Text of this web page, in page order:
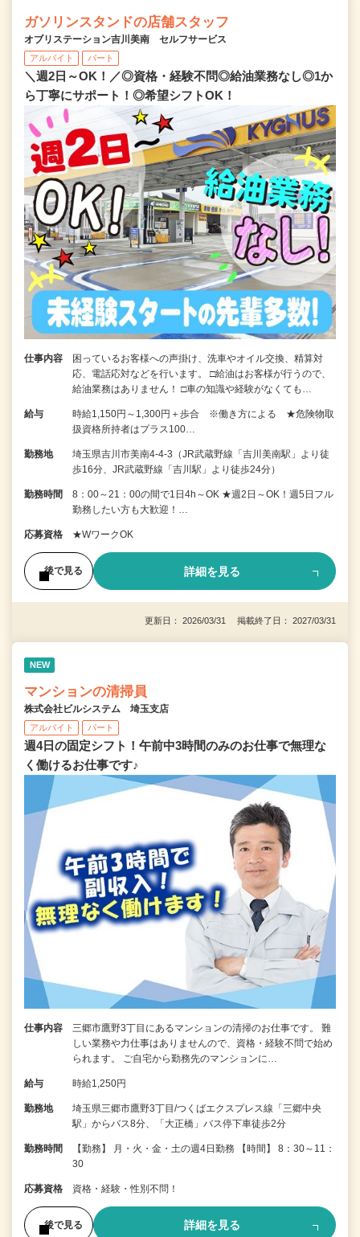
ガソリンスタンドの店舗スタッフ
オブリステーション吉川美南 セルフサービス
アルバイト パート
＼週2日～OK！／◎資格・経験不問◎給油業務なし◎1か
ら丁寧にサポート！◎希望シフトOK！
仕事内容
困っているお客様への声掛け、洗車やオイル交換、精算対
応、電話応対などを行います。 □給油はお客様が行うので、
給油業務はありません！ □車の知識や経験がなくても…
給与
時給1,150円～1,300円＋歩合 ※働き方による ★危険物取
扱資格所持者はプラス100…
勤務地
埼玉県吉川市美南4-4-3（JR武蔵野線「吉川美南駅」より徒
歩16分、JR武蔵野線「吉川駅」より徒歩24分）
勤務時間
8：00～21：00の間で1日4h～OK ★週2日～OK！週5日フル
勤務したい方も大歓迎！…
応募資格 ★WワークOK
後で見る 詳細を見る
更新日： 2026/03/31 掲載終了日： 2027/03/31
NEW
マンションの清掃員
株式会社ビルシステム 埼玉支店
アルバイト パート
週4日の固定シフト！午前中3時間のみのお仕事で無理な
く働けるお仕事です♪
仕事内容
三郷市鷹野3丁目にあるマンションの清掃のお仕事です。 難
しい業務や力仕事はありませんので、資格・経験不問で始め
られます。 ご自宅から勤務先のマンションに…
給与 時給1,250円
勤務地
埼玉県三郷市鷹野3丁目/つくばエクスプレス線「三郷中央
駅」からバス8分、「大正橋」バス停下車徒歩2分
勤務時間
【勤務】 月・火・金・土の週4日勤務 【時間】 8：30～11：
30
応募資格 資格・経験・性別不問！
後で見る 詳細を見る